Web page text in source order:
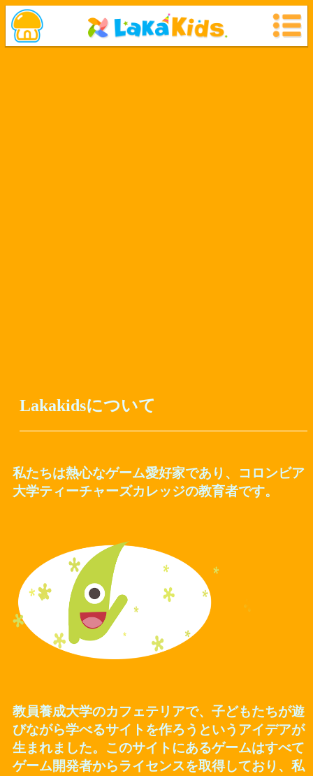
Lakakidsについて
私たちは熱心なゲーム愛好家であり、コロンビア
大学ティーチャーズカレッジの教育者です。
教員養成大学のカフェテリアで、子どもたちが遊
びながら学べるサイトを作ろうというアイデアが
生まれました。このサイトにあるゲームはすべて
ゲーム開発者からライセンスを取得しており、私